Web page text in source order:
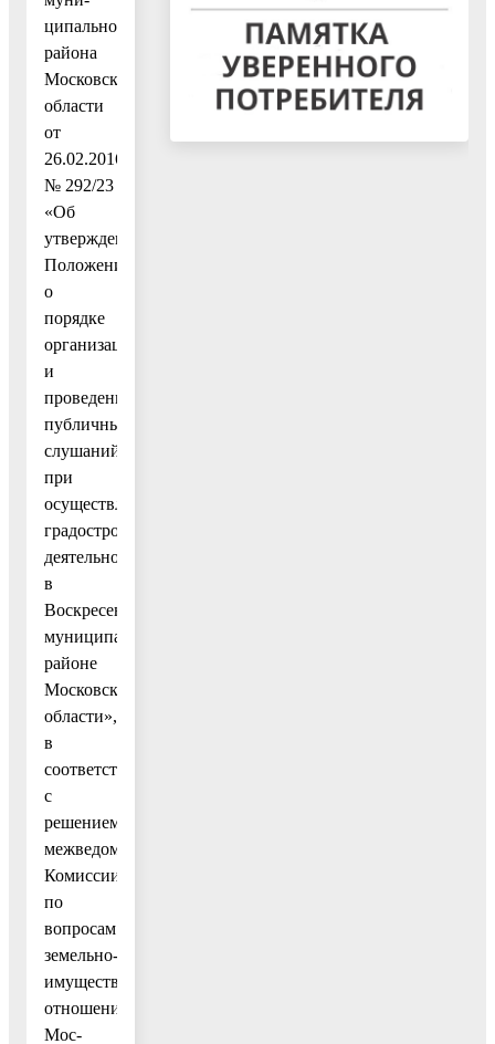
ципального
района
Московской
области
от
26.02.2016
№ 292/23
«Об
утверждении
Положения
о
порядке
организации
и
проведении
публичных
слушаний
при
осуществлении
градостроительной
деятельности
в
Воскресенском
муниципальном
районе
Московской
области»,
в
соответствии
с
решением
межведомственной
Комиссии
по
вопросам
земельно-
имущественных
отношений
Мос-